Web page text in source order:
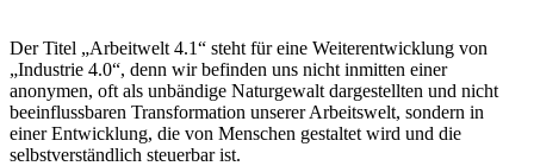
Der Titel „Arbeitwelt 4.1“ steht für eine Weiterentwicklung von
„Industrie 4.0“, denn wir befinden uns nicht inmitten einer
anonymen, oft als unbändige Naturgewalt dargestellten und nicht
beeinflussbaren Transformation unserer Arbeitswelt, sondern in
einer Entwicklung, die von Menschen gestaltet wird und die
selbstverständlich steuerbar ist.